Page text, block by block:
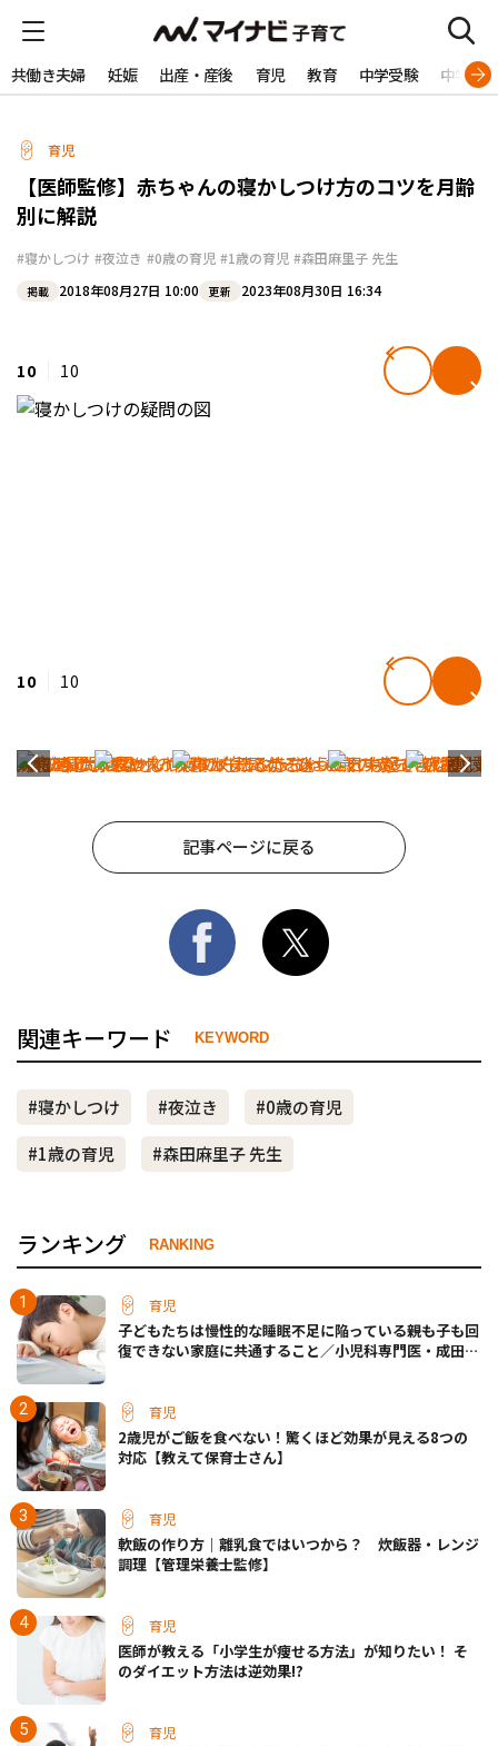
共働き夫婦 妊娠 出産・産後 育児 教育 中学受験 中学生
育児
【医師監修】赤ちゃんの寝かしつけ方のコツを月齢
別に解説
#寝かしつけ #夜泣き #0歳の育児 #1歳の育児 #森田麻里子 先生
掲載 2018年08月27日 10:00 更新 2023年08月30日 16:34
10 10
10 10
記事ページに戻る
関連キーワード KEYWORD
#寝かしつけ #夜泣き
#0歳の育児
#1歳の育児
#森田麻里子 先生
ランキング RANKING
育児
子どもたちは慢性的な睡眠不足に陥っている――親も子も回
復できない家庭に共通すること／小児科専門医・成田奈
育児
2歳児がご飯を食べない！驚くほど効果が見える8つの
対応【教えて保育士さん】
育児
軟飯の作り方｜離乳食ではいつから？ 炊飯器・レンジ
調理【管理栄養士監修】
育児
医師が教える「小学生が痩せる方法」が知りたい！ そ
のダイエット方法は逆効果!?
育児